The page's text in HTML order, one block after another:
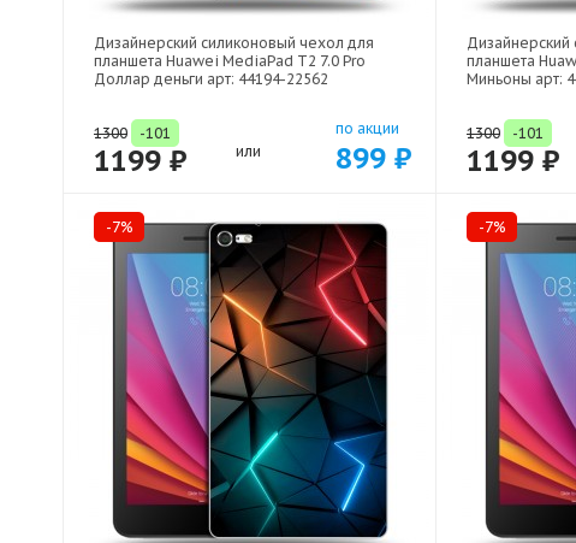
Дизайнерский силиконовый чехол для
планшета Huawei MediaPad T2 7.0 Pro
Доллар деньги арт: 44194-22562
1300 -101
1199 ₽ или
по акции
899 ₽
Дизайнерский
планшета
Миньоны арт:
1300 -101
1199 ₽
-7% -7%